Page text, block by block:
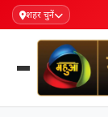
शहर चुनें